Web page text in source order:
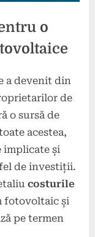
o
a devenit din
de
o sursă de
acestea,
implicate și
de investiții.
costurile
fotovoltaic și
pe termen